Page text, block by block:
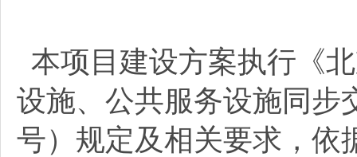
本项目建设方案执行《
设施、公共服务设施同步
号）规定及相关要求，依